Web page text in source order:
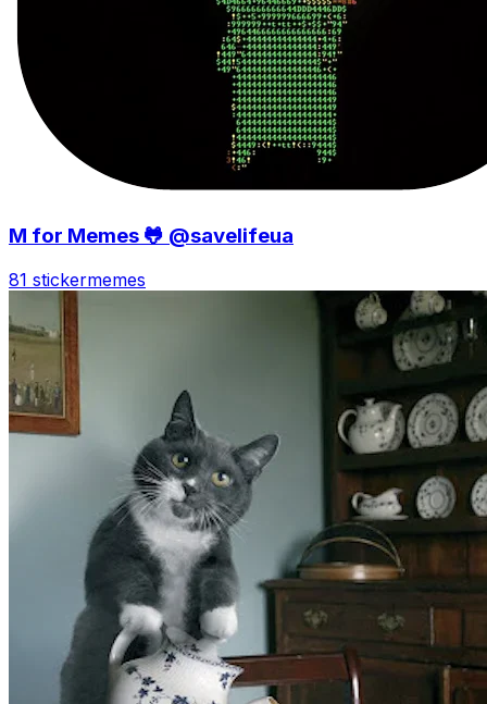
M for Memes 🐸 @savelifeua
81 stickermemes